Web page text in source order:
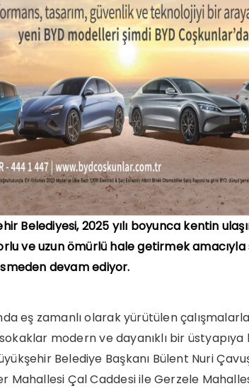
Belediyesi, 2025 yılı boyunca kentin
ve uzun ömürlü hale getirmek amacıyla
devam ediyor.
eş zamanlı olarak yürütülen
modern ve dayanıklı bir üstyapıya
Belediye Başkanı Bülent Nuri
Mahallesi Çal Caddesi ile Gerzele